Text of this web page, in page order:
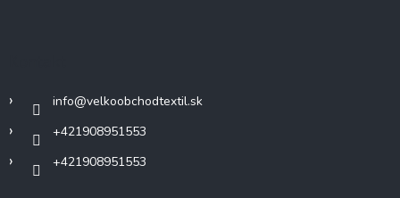
info@velkoobchodtextil.sk
+421908951553
+421908951553